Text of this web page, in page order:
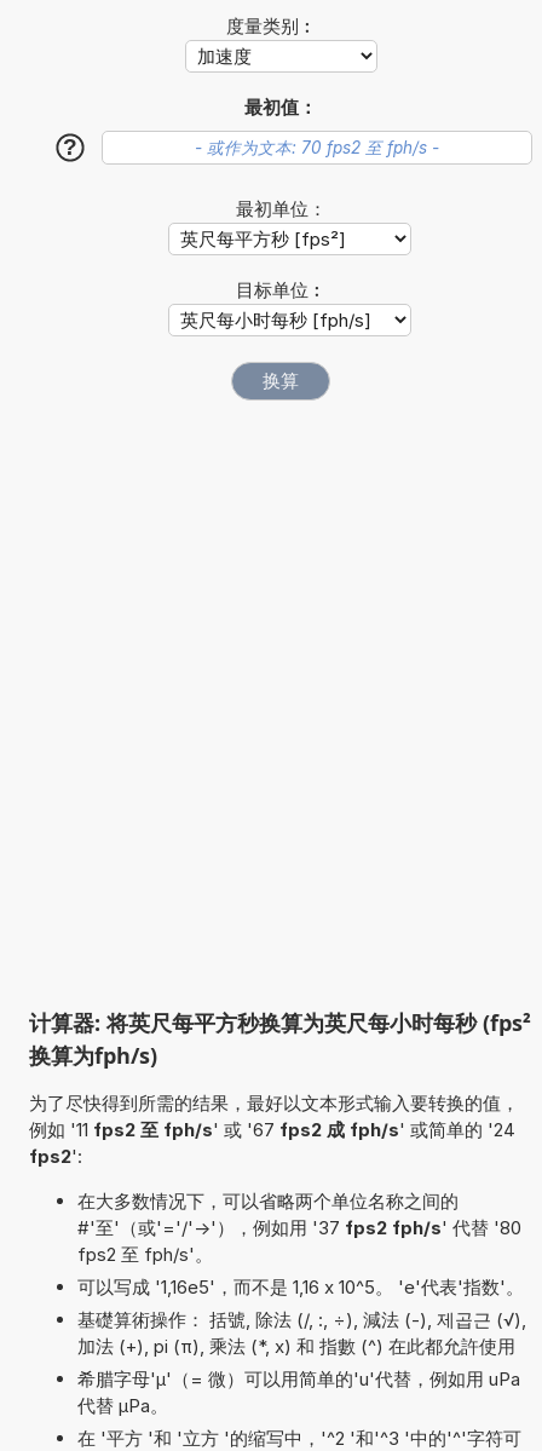
度量类别︰
最初值：
?
最初单位：
目标单位︰
计算器: 将英尺每平方秒换算为英尺每小时每秒 (fps²
换算为fph/s)
为了尽快得到所需的结果，最好以文本形式输入要转换的值，
例如 '11 fps2 至 fph/s' 或 '67 fps2 成 fph/s' 或简单的 '24
fps2':
在大多数情况下，可以省略两个单位名称之间的
#'至'（或'='/'->'），例如用 '37 fps2 fph/s' 代替 '80
fps2 至 fph/s'。
可以写成 '1,16e5'，而不是 1,16 x 10^5。 'e'代表'指数'。
基礎算術操作： 括號, 除法 (/, :, ÷), 減法 (-), 제곱근 (√),
加法 (+), pi (π), 乘法 (*, x) 和 指數 (^) 在此都允許使用
希腊字母'µ'（= 微）可以用简单的'u'代替，例如用 uPa
代替 µPa。
在 '平方 '和 '立方 '的缩写中，'^2 '和'^3 '中的'^'字符可